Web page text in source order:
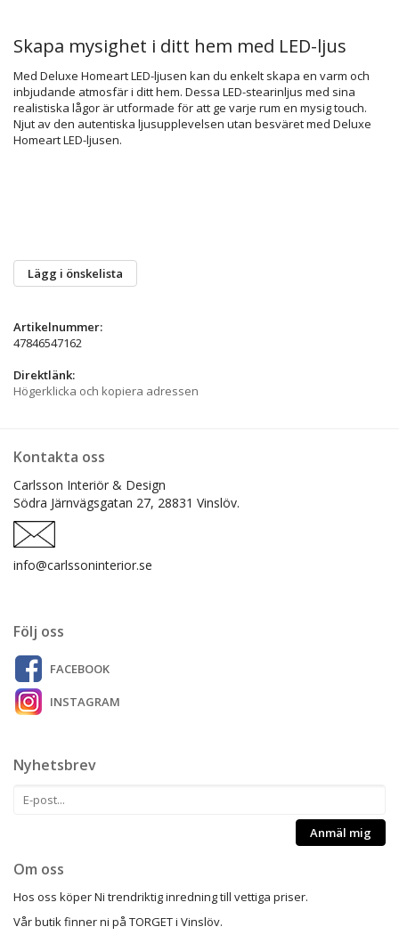
Skapa mysighet i ditt hem med LED-ljus
Med Deluxe Homeart LED-ljusen kan du enkelt skapa en varm och
inbjudande atmosfär i ditt hem. Dessa LED-stearinljus med sina
realistiska lågor är utformade för att ge varje rum en mysig touch.
Njut av den autentiska ljusupplevelsen utan besväret med Deluxe
Homeart LED-ljusen.
Lägg i önskelista
Artikelnummer:
47846547162
Direktlänk:
Högerklicka och kopiera adressen
Kontakta oss
Carlsson Interiör & Design
Södra Järnvägsgatan 27, 28831 Vinslöv.
info@carlssoninterior.se
Följ oss
FACEBOOK
INSTAGRAM
Nyhetsbrev
Anmäl mig
Om oss
Hos oss köper Ni trendriktig inredning till vettiga priser.
Vår butik finner ni på TORGET i Vinslöv.